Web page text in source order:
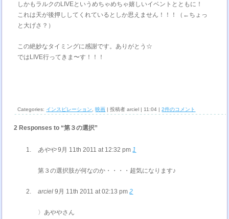
しかもラルクのLIVEというめちゃめちゃ嬉しいイベントとともに！
これは天が後押ししてくれているとしか思えません！！！（←ちょっ
と大げさ？）
この絶妙なタイミングに感謝です。ありがとう☆
ではLIVE行ってきま〜す！！！
Categories: インスピレーション ,映画 | 投稿者 arciel | 11:04 |2件のコメント
2 Responses to “第３の選択”
あやや 9月 11th 2011 at 12:32 pm 1
第３の選択肢が何なのか・・・・超気になります♪
arciel 9月 11th 2011 at 02:13 pm 2
〉あややさん